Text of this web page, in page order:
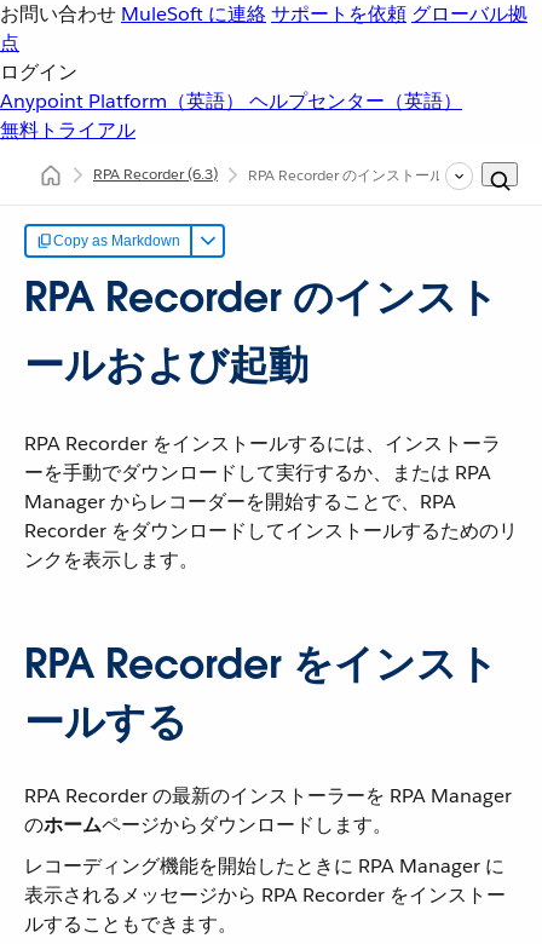
お問い合わせ MuleSoft に連絡サポートを依頼 グローバル拠
点
ログイン
Anypoint Platform（英語） ヘルプセンター（英語）
無料トライアル
RPA Recorder(6.3) RPA Recorder のインストールおよび起動
Copy as Markdown
RPA Recorder のインスト
ールおよび起動
RPA Recorder をインストールするには、インストーラ
ーを手動でダウンロードして実行するか、または RPA
Manager からレコーダーを開始することで、RPA
Recorder をダウンロードしてインストールするためのリ
ンクを表示します。
RPA Recorder をインスト
ールする
RPA Recorder の最新のインストーラーを RPA Manager
の​ホーム​ページからダウンロードします。
レコーディング機能を開始したときに RPA Manager に
表示されるメッセージから RPA Recorder をインストー
ルすることもできます。